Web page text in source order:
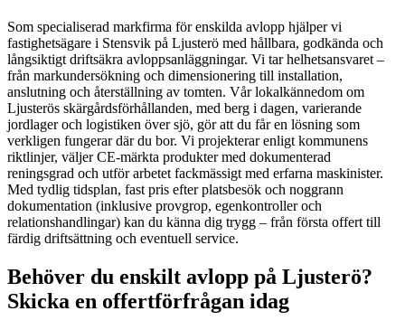
Som specialiserad markfirma för enskilda avlopp hjälper vi
fastighetsägare i Stensvik på Ljusterö med hållbara, godkända och
långsiktigt driftsäkra avloppsanläggningar. Vi tar helhetsansvaret –
från markundersökning och dimensionering till installation,
anslutning och återställning av tomten. Vår lokalkännedom om
Ljusterös skärgårdsförhållanden, med berg i dagen, varierande
jordlager och logistiken över sjö, gör att du får en lösning som
verkligen fungerar där du bor. Vi projekterar enligt kommunens
riktlinjer, väljer CE-märkta produkter med dokumenterad
reningsgrad och utför arbetet fackmässigt med erfarna maskinister.
Med tydlig tidsplan, fast pris efter platsbesök och noggrann
dokumentation (inklusive provgrop, egenkontroller och
relationshandlingar) kan du känna dig trygg – från första offert till
färdig driftsättning och eventuell service.
Behöver du enskilt avlopp på Ljusterö?
Skicka en offertförfrågan idag